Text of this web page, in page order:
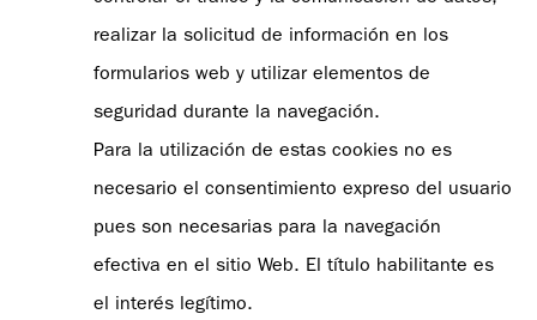
realizar la solicitud de información en los
formularios web y utilizar elementos de
seguridad durante la navegación.
Para la utilización de estas cookies no es
necesario el consentimiento expreso del usuario
pues son necesarias para la navegación
efectiva en el sitio Web. El título habilitante es
el interés legítimo.